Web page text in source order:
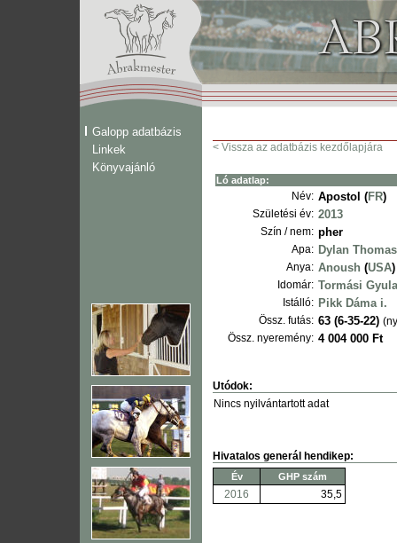
Galopp adatbázis
Linkek
Könyvajánló
< Vissza az adatbázis kezdőlapjára
Ló adatlap:
Név: Apostol (FR)
Születési év: 2013
Szín / nem: pher
Apa: Dylan Thomas
Anya: Anoush (USA)
Idomár: Tormási Gyula
Istálló: Pikk Dáma i.
Össz. futás: 63 (6-35-22)
Össz. nyeremény: 4 004 000 Ft
Utódok:
Nincs nyilvántartott adat
Hivatalos generál hendikep:
Év GHP szám
2016 35,5